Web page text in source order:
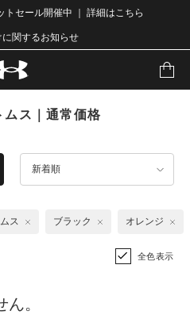
トセール開催中 ｜ 詳細はこちら
関するお知らせ
ス｜通常価格
新着順
ス ブラック オレンジ
全色表示
。